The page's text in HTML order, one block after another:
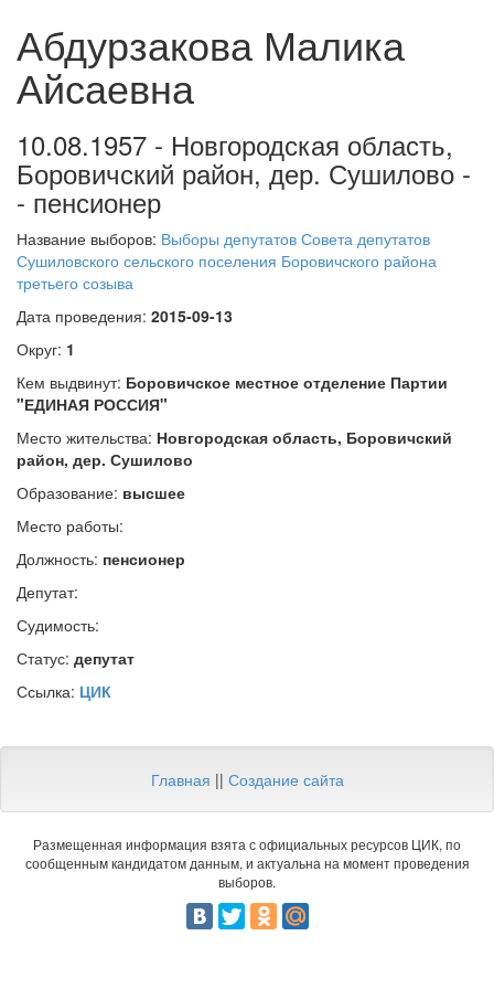
Абдурзакова Малика
Айсаевна
10.08.1957 - Новгородская область,
Боровичский район, дер. Сушилово -
- пенсионер
Название выборов: Выборы депутатов Совета депутатов
Сушиловского сельского поселения Боровичского района
третьего созыва
Дата проведения: 2015-09-13
Округ: 1
Кем выдвинут: Боровичское местное отделение Партии
"ЕДИНАЯ РОССИЯ"
Место жительства: Новгородская область, Боровичский
район, дер. Сушилово
Образование: высшее
Место работы:
Должность: пенсионер
Депутат:
Судимость:
Статус: депутат
Ссылка: ЦИК
Главная || Создание сайта
Размещенная информация взята с официальных ресурсов ЦИК, по
сообщенным кандидатом данным, и актуальна на момент проведения
выборов.